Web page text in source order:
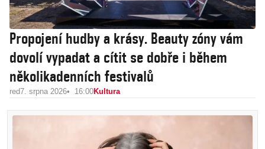
Propojení hudby a krásy. Beauty zóny vám
dovolí vypadat a cítit se dobře i během
několikadenních festivalů
red7. srpna 2026 16:00Kultura